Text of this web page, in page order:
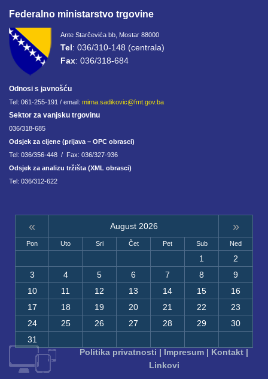
Federalno ministarstvo trgovine
Ante Starčevića bb, Mostar 88000
Tel: 036/310-148 (centrala)
Fax: 036/318-684
Odnosi s javnošću
Tel: 061-255-191 / email: mirna.sadikovic@fmt.gov.ba
Sektor za vanjsku trgovinu
036/318-685
Odsjek za cijene (prijava – OPC obrasci)
Tel: 036/356-448 / Fax: 036/327-936
Odsjek za analizu tržišta (XML obrasci)
Tel: 036/312-622
« August 2026 »
Pon Uto Sri Čet Pet Sub Ned
1
2
3
4 5 6 7 8
9
10
11 12 13 14 15
16
17
18 19 20 21 22
23
24
25 26 27 28 29
30
31
Politika privatnosti | Impresum | Kontakt |
Linkovi